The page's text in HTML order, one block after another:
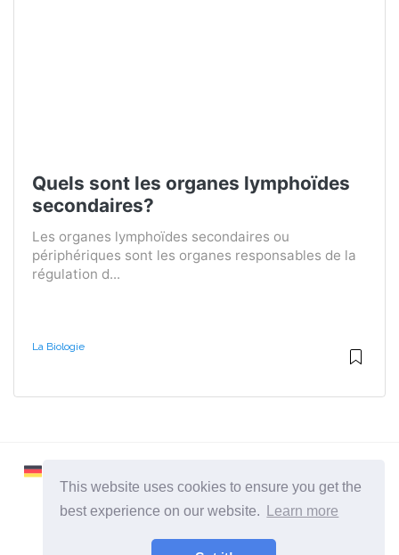
This website uses cookies to ensure you get the
best experience on our website.
Learn more
Quels sont les organes lymphoïdes
secondaires?
Les organes lymphoïdes secondaires ou
périphériques sont les organes responsables de la
régulation d...
La Biologie
2026 ©Learnaboutworld